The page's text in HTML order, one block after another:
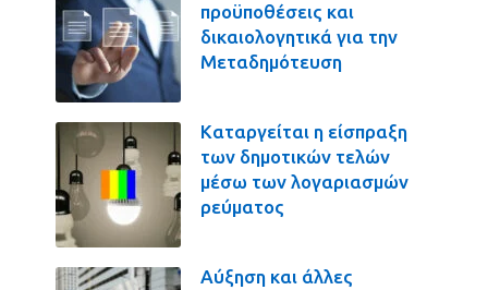
προϋποθέσεις και
δικαιολογητικά για την
Μεταδημότευση
Καταργείται η είσπραξη
των δημοτικών τελών
μέσω των λογαριασμών
ρεύματος
Αύξηση και άλλες